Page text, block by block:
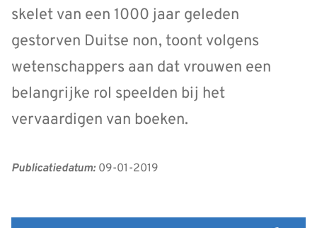
skelet van een 1000 jaar geleden
gestorven Duitse non, toont volgens
wetenschappers aan dat vrouwen een
belangrijke rol speelden bij het
vervaardigen van boeken.
Publicatiedatum: 09-01-2019